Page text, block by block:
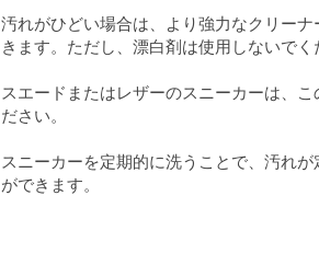
汚れがひどい場合は、より強力なクリー
きます。ただし、漂白剤は使用しないでく
スエードまたはレザーのスニーカーは、
ださい。
スニーカーを定期的に洗うことで、汚れ
ができます。